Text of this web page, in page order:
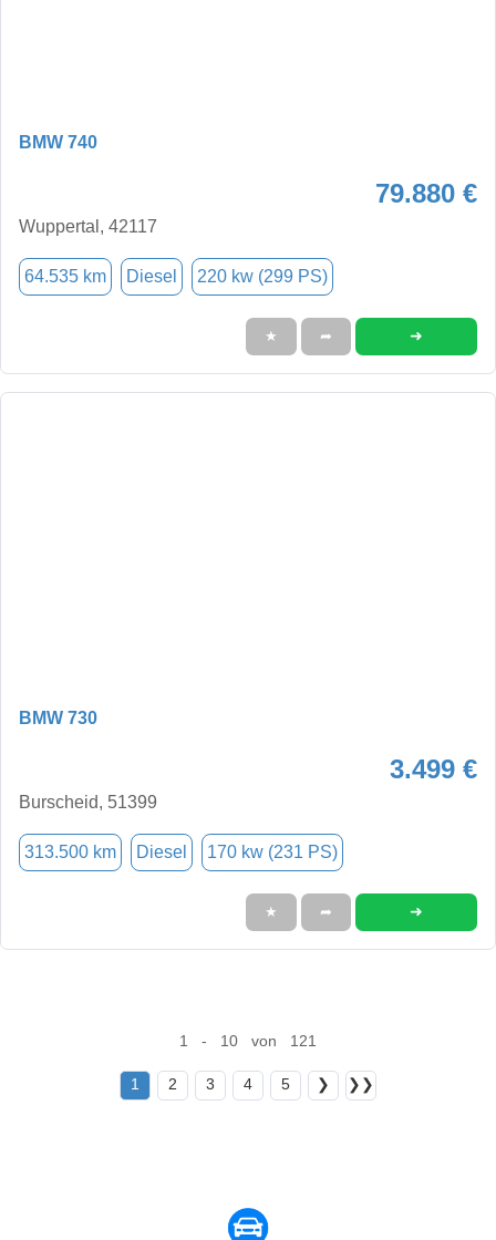
BMW 740
79.880 €
Wuppertal, 42117
64.535 km Diesel 220 kw (299 PS)
★ ➦ ➜
BMW 730
3.499 €
Burscheid, 51399
313.500 km Diesel 170 kw (231 PS)
★ ➦ ➜
1 - 10 von 121
1 2 3 4 5 ❯ ❯❯